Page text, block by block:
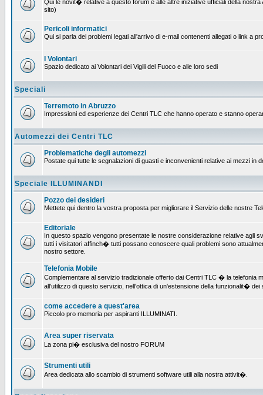
Qui le novit� relative a questo forum e alle altre iniziative ufficiali della
sito)
Pericoli informatici
Qui si parla dei problemi legati all'arrivo di e-mail contenenti allegati o link a
I Volontari
Spazio dedicato ai Volontari dei Vigili del Fuoco e alle loro sedi
Speciali
Terremoto in Abruzzo
Impressioni ed esperienze dei Centri TLC che hanno operato e stanno
Automezzi dei Centri TLC
Problematiche degli automezzi
Postate qui tutte le segnalazioni di guasti e inconvenienti relative ai mezzi in
Speciale ILLUMINANDI
Pozzo dei desideri
Mettete qui dentro la vostra proposta per migliorare il Servizio delle nostre
Editoriale
In questo spazio vengono presentate le nostre considerazione relative agli
tutti i visitatori affinch� tutti possano conoscere quali problemi sono
nostro settore.
Telefonia Mobile
Complementare al servizio tradizionale offerto dai Centri TLC � la telefonia
all'utilizzo di questo servizio, nell'ottica di un'estensione della funzionalit�
come accedere a quest'area
Piccolo pro memoria per aspiranti ILLUMINATI.
Area super riservata
La zona pi� esclusiva del nostro FORUM
Strumenti utili
Area dedicata allo scambio di strumenti software utili alla nostra attivit�.